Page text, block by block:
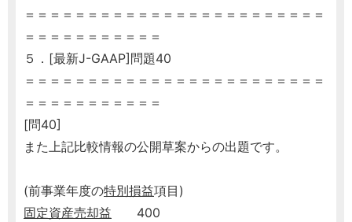
＝＝＝＝＝＝＝＝＝＝＝＝＝＝＝＝＝＝＝＝＝＝＝＝
＝＝＝＝＝＝＝＝＝＝＝
５．[最新J-GAAP]問題40
＝＝＝＝＝＝＝＝＝＝＝＝＝＝＝＝＝＝＝＝＝＝＝＝
＝＝＝＝＝＝＝＝＝＝＝
[問40]
また上記比較情報の公開草案からの出題です。
(前事業年度の特別損益項目)
固定資産売却益 400